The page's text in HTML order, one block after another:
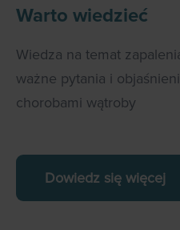
Warto wiedzieć
Wiedza na temat
ważne pytania i
chorobami wątroby
Dowiedz się więcej